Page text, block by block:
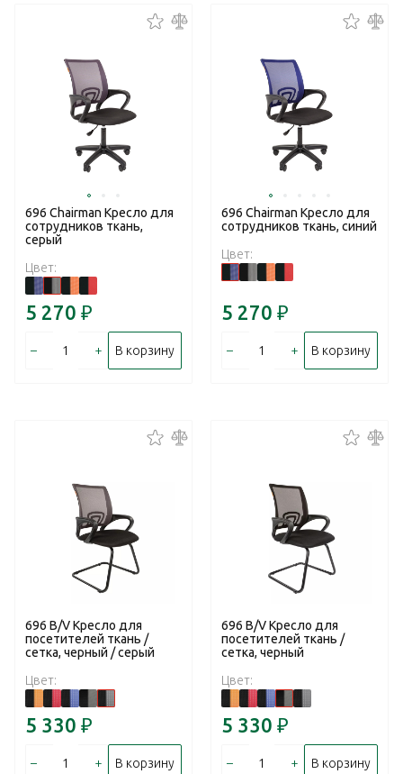
696 Chairman Кресло для
сотрудников ткань,
серый
Цвет:
5 270 ₽
– + В корзину
696 Chairman Кресло для
сотрудников ткань, синий
Цвет:
5 270 ₽
– + В корзину
696 В/V Кресло для
посетителей ткань /
сетка, черный / серый
Цвет:
5 330 ₽
– + В корзину
696 В/V Кресло для
посетителей ткань /
сетка, черный
Цвет:
5 330 ₽
– + В корзину